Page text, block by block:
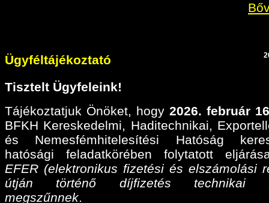
Ügyféltájékoztató
Tisztelt Ügyfeleink!
Tájékoztatjuk Önöket, hogy 2026. február
BFKH Kereskedelmi, Haditechnikai,
és Nemesfémhitelesítési Hatóság
hatósági feladatkörében folytatott
EFER (elektronikus fizetési és elszámolási
útján történő díjfizetés technikai
megszűnnek.